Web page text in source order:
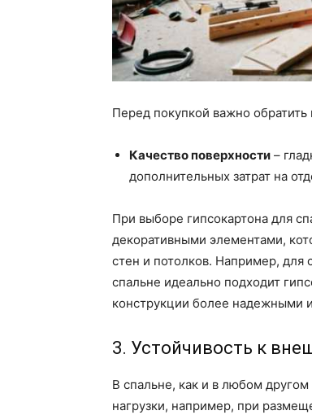
Перед покупкой важно
Качество поверхности –
дополнительных затрат на
При выборе гипсокартона для
декоративными элементами,
стен и потолков. Например, для
спальне идеально подходит
конструкции более надежными
3. Устойчивость к
В спальне, как и в любом
нагрузки, например, при